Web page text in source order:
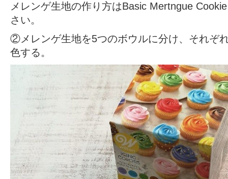
メレンゲ生地の作り方はBasic Mertngue
さい。
②メレンゲ生地を5つのボウルに分け、それぞ
色する。